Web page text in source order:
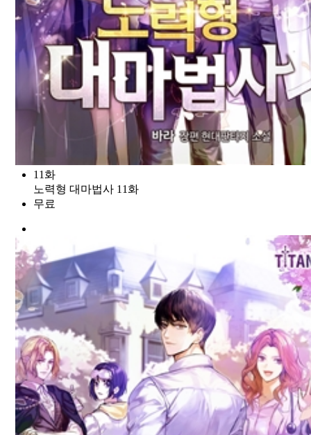
11화
노력형 대마법사 11화
무료